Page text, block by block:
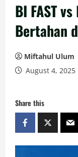
BI FAST
Bertahan
Miftahul Ulum
August 4, 2025
Share this